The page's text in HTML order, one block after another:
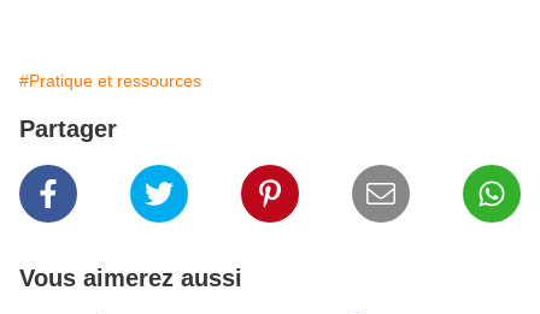
#Pratique et ressources
Partager
Vous aimerez aussi